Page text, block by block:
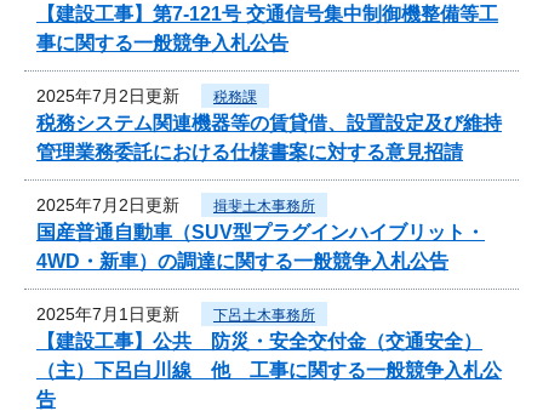
【建設工事】第7-121号 交通信号集中制御機整備等工
事に関する一般競争入札公告
2025年7月2日更新 税務課
税務システム関連機器等の賃貸借、設置設定及び維持
管理業務委託における仕様書案に対する意見招請
2025年7月2日更新 揖斐土木事務所
国産普通自動車（SUV型プラグインハイブリット・
4WD・新車）の調達に関する一般競争入札公告
2025年7月1日更新 下呂土木事務所
【建設工事】公共 防災・安全交付金（交通安全）
（主）下呂白川線 他 工事に関する一般競争入札公
告